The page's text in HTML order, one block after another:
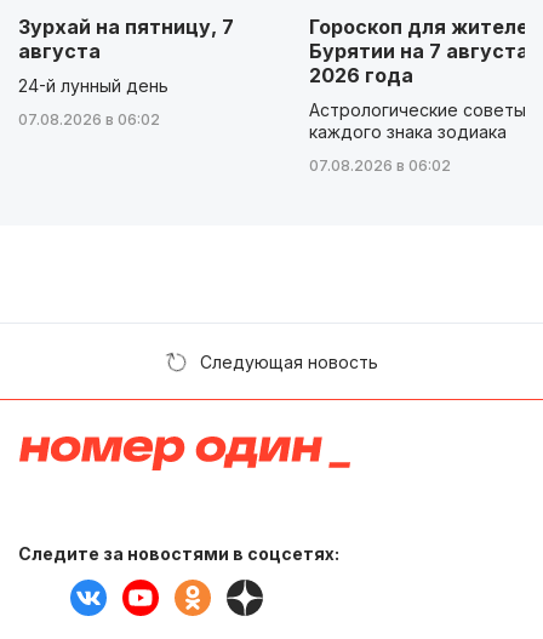
Зурхай на пятницу, 7
августа
24-й лунный день
07.08.2026 в 06:02
Гороскоп для жителей
Бурятии на 7 августа
2026 года
Астрологические советы
каждого знака зодиака
07.08.2026 в 06:02
Следующая новость
Следите за новостями в соцсетях: